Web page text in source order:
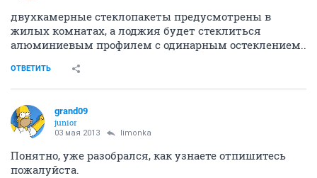
двухкамерные стеклопакеты предусмотрены в
жилых комнатах, а лоджия будет стеклиться
алюминиевым профилем с одинарным остеклением..
ОТВЕТИТЬ
grand09
junior
03 мая 2013 limonka
Понятно, уже разобрался, как узнаете отпишитесь
пожалуйста.